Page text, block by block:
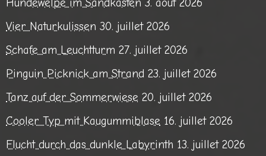
Hundewelpe im Sandkasten 3. août 2026
Vier Naturkulissen 30. juillet 2026
Schafe am Leuchtturm 27. juillet 2026
Pinguin Picknick am Strand 23. juillet 2026
Tanz auf der Sommerwiese 20. juillet 2026
Cooler Typ mit Kaugummiblase 16. juillet 2026
Flucht durch das dunkle Labyrinth 13. juillet 2026